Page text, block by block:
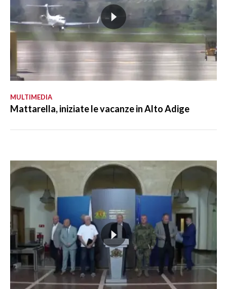
MULTIMEDIA
Mattarella, iniziate le vacanze in Alto Adige